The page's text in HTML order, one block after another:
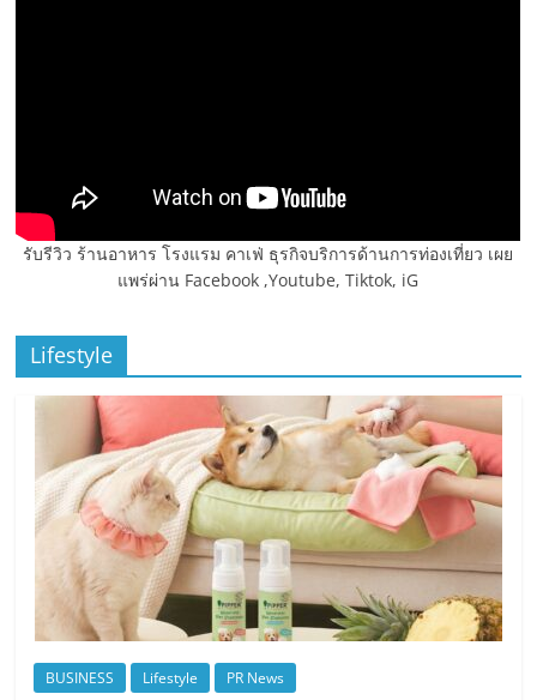
รับรีวิว ร้านอาหาร โรงแรม คาเฟ่ ธุรกิจบริการด้านการท่องเที่ยว เผย
แพร่ผ่าน Facebook ,Youtube, Tiktok, iG
Lifestyle
BUSINESS Lifestyle PR News